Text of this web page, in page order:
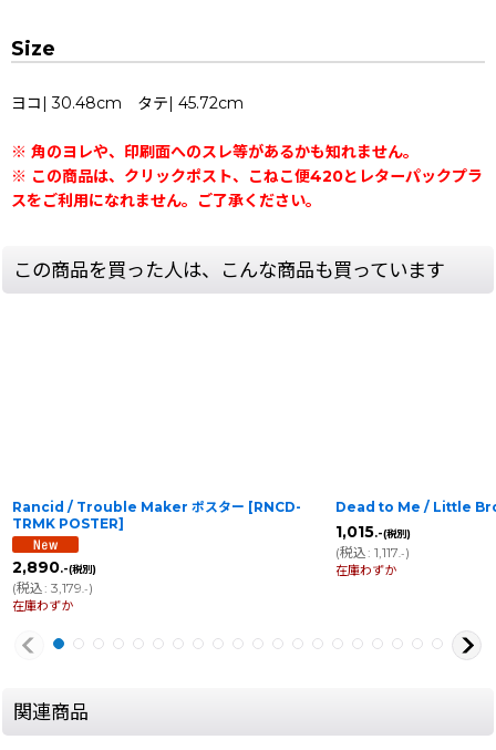
Size
ヨコ| 30.48cm タテ| 45.72cm
※ 角のヨレや、印刷面へのスレ等があるかも知れません。
※ この商品は、クリックポスト、こねこ便420とレターパックプラ
スをご利用になれません。ご了承ください。
この商品を買った人は、こんな商品も買っています
Rancid / Trouble Maker ポスター [RNCD-
TRMK POSTER]
2,890.-(税別)
(税込: 3,179 .-)
在庫わずか
Dead to Me / Little
1,015.-(税別)
(税込: 1,117 .-)
在庫わずか
関連商品